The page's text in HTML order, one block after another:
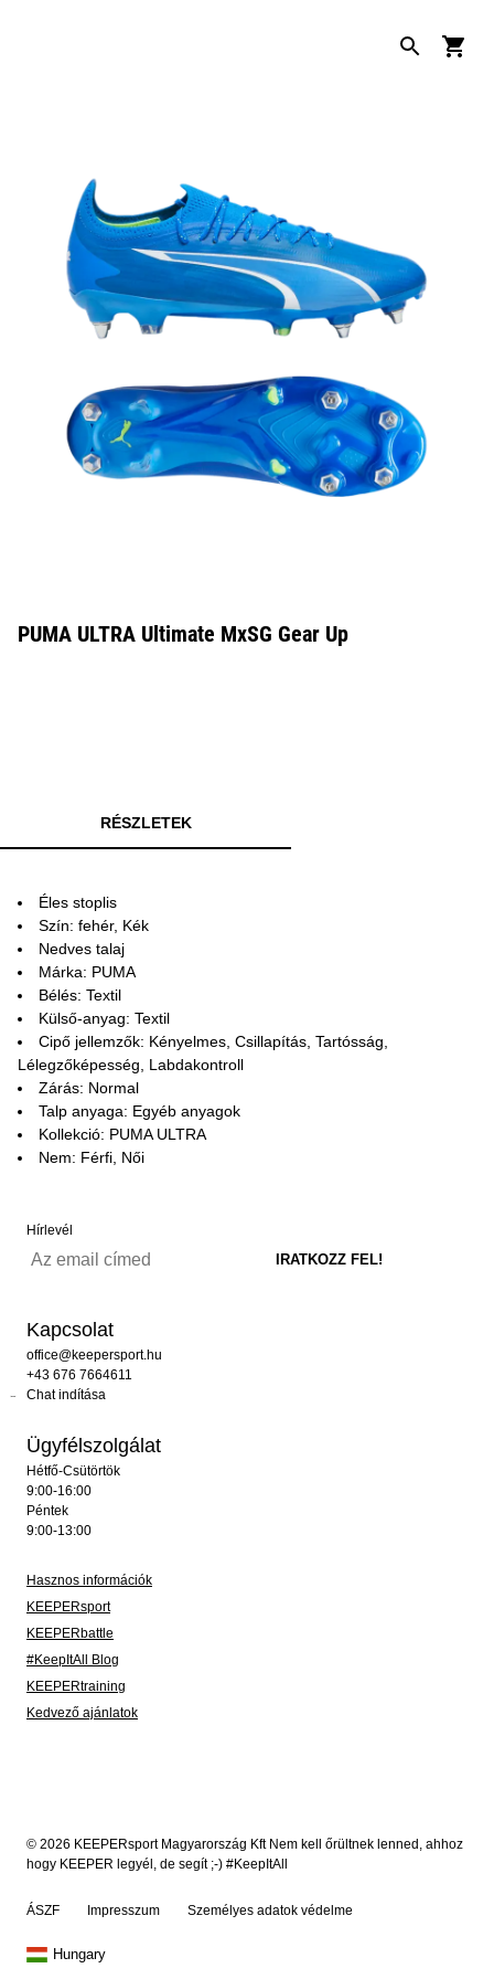
PUMA ULTRA Ultimate MxSG Gear Up
RÉSZLETEK
Éles stoplis
Szín: fehér, Kék
Nedves talaj
Márka: PUMA
Bélés: Textil
Külső-anyag: Textil
Cipő jellemzők: Kényelmes, Csillapítás, Tartósság,
Lélegzőképesség, Labdakontroll
Zárás: Normal
Talp anyaga: Egyéb anyagok
Kollekció: PUMA ULTRA
Nem: Férfi, Női
Hírlevél
Kapcsolat
office@keepersport.hu
+43 676 7664611
Chat indítása
Ügyfélszolgálat
Hétfő-Csütörtök
9:00-16:00
Péntek
9:00-13:00
Hasznos információk
KEEPERsport
KEEPERbattle
#KeepItAll Blog
KEEPERtraining
Kedvező ajánlatok
© 2026 KEEPERsport Magyarország Kft Nem kell őrültnek lenned, ahhoz
hogy KEEPER legyél, de segít ;-) #KeepItAll
ÁSZF Impresszum Személyes adatok védelme
Hungary